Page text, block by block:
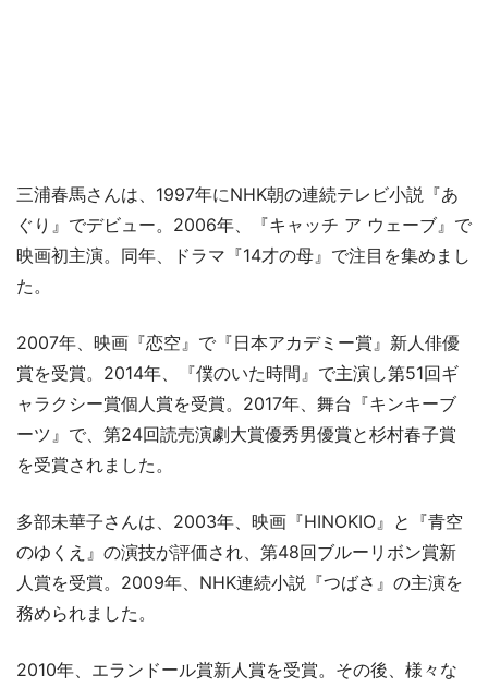
三浦春馬さんは、1997年にNHK朝の連続テレビ小説『あ
ぐり』でデビュー。2006年、『キャッチ ア ウェーブ』で
映画初主演。同年、ドラマ『14才の母』で注目を集めまし
た。
2007年、映画『恋空』で『日本アカデミー賞』新人俳優
賞を受賞。2014年、『僕のいた時間』で主演し第51回ギ
ャラクシー賞個人賞を受賞。2017年、舞台『キンキーブ
ーツ』で、第24回読売演劇大賞優秀男優賞と杉村春子賞
を受賞されました。
多部未華子さんは、2003年、映画『HINOKIO』と『青空
のゆくえ』の演技が評価され、第48回ブルーリボン賞新
人賞を受賞。2009年、NHK連続小説『つばさ』の主演を
務められました。
2010年、エランドール賞新人賞を受賞。その後、様々な